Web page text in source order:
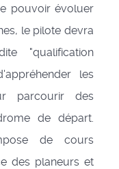
pouvoir évoluer
le pilote devra
"qualification
les
parcourir des
de départ.
de cours
des planeurs et